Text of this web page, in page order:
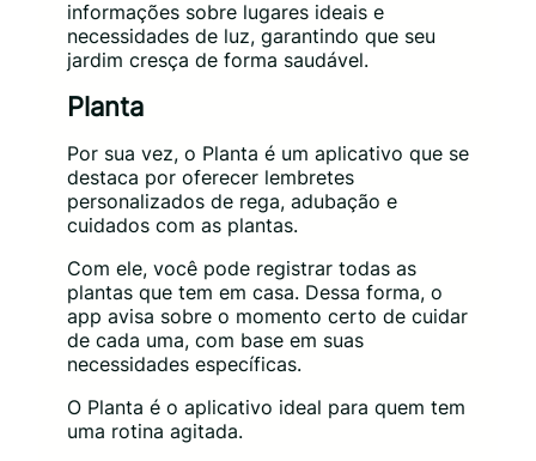
informações sobre lugares ideais e
necessidades de luz, garantindo que seu
jardim cresça de forma saudável.
Planta
Por sua vez, o Planta é um aplicativo que se
destaca por oferecer lembretes
personalizados de rega, adubação e
cuidados com as plantas.
Com ele, você pode registrar todas as
plantas que tem em casa. Dessa forma, o
app avisa sobre o momento certo de cuidar
de cada uma, com base em suas
necessidades específicas.
O Planta é o aplicativo ideal para quem tem
uma rotina agitada.